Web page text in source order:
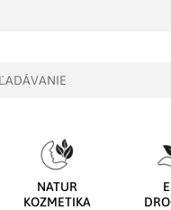
NATUR
KOZMETIKA